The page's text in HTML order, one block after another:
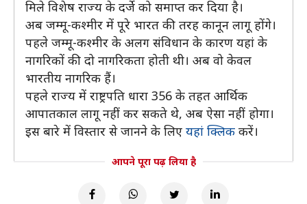
मिले विशेष राज्य के दर्जे को समाप्त कर दिया है।
अब जम्मू-कश्मीर में पूरे भारत की तरह कानून लागू होंगे।
पहले जम्मू-कश्मीर के अलग संविधान के कारण यहां के
नागरिकों की दो नागरिकता होती थी। अब वो केवल
भारतीय नागरिक हैं।
पहले राज्य में राष्ट्रपति धारा 356 के तहत आर्थिक
आपातकाल लागू नहीं कर सकते थे, अब ऐसा नहीं होगा।
इस बारे में विस्तार से जानने के लिए यहां क्लिक करें।
आपने पूरा पढ़ लिया है